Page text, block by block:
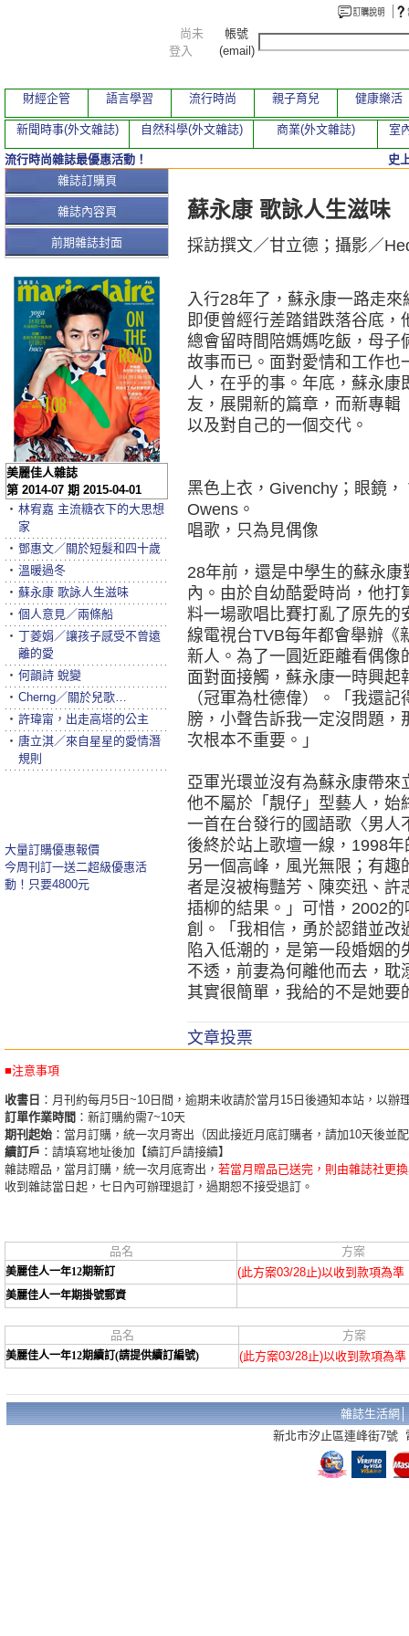
本期文章
蘇永康 歌詠人生滋味
採訪撰文／甘立德；攝影／
入行28年了，蘇永康一路走
即便曾經行差踏錯跌落谷底
總會留時間陪媽媽吃飯，母子
故事而已。面對愛情和工作
人，在乎的事。年底，蘇永
友，展開新的篇章，而新專
以及對自己的一個交代。
黑色上衣，Givenchy；眼鏡
Owens。
唱歌，只為見偶像
28年前，還是中學生的蘇永
內。由於自幼酷愛時尚，他
料一場歌唱比賽打亂了原先的
線電視台TVB每年都會舉辦《
新人。為了一圓近距離看偶像
面對面接觸，蘇永康一時興
（冠軍為杜德偉）。「我還
膀，小聲告訴我一定沒問題
次根本不重要。」
亞軍光環並沒有為蘇永康帶
他不屬於「靚仔」型藝人，始
一首在台發行的國語歌〈男人
後終於站上歌壇一線，1998
另一個高峰，風光無限；有
者是沒被梅豔芳、陳奕迅、許
插柳的結果。」可惜，2002
創。「我相信，勇於認錯並
陷入低潮的，是第一段婚姻
不透，前妻為何離他而去，
其實很簡單，我給的不是她要
文章投票
雜誌訂購頁
雜誌內容頁
前期雜誌封面
美麗佳人雜誌
第 2014-07 期 2015-04-01
‧ 林宥嘉 主流糖衣下的大思想
家
‧ 鄧惠文／關於短髮和四十歲
‧ 溫暖過冬
‧ 蘇永康 歌詠人生滋味
‧ 個人意見／兩條船
‧ 丁菱娟／讓孩子感受不曾遠
離的愛
‧ 何韻詩 蛻變
‧ Cherng／關於兒歌…
‧ 許瑋甯，出走高塔的公主
‧ 唐立淇／來自星星的愛情潛
規則
大量訂購優惠報價
今周刊訂一送二超級優惠活
動！只要4800元
尚未
登入
帳號
(email)
財經企管 語言學習 流行時尚 親子育兒 健康樂活
新聞時事(外文雜誌) 自然科學(外文雜誌) 商業(外文雜誌) 室
流行時尚雜誌最優惠活動！ 史
■注意事項
收書日 ：月刊約每月5日~10日間，逾期未收請於當月15日後通知本站，以辦
訂單作業時間 ：新訂購約需7~10天
期刊起始 ：當月訂購，統一次月寄出（因此接近月底訂購者，請加10天後並
續訂戶 ：請填寫地址後加【續訂戶請接續】
雜誌贈品，當月訂購，統一次月底寄出， 若當月贈品已送完，則由雜誌社更
收到雜誌當日起，七日內可辦理退訂，過期恕不接受退訂。
品名 方案
美麗佳人一年12期新訂 (此方案03/28止)以收到款項為準
美麗佳人一年期掛號郵資
品名 方案
美麗佳人一年12期續訂(請提供續訂編號) (此方案03/28止)以收到款項為準
雜誌生活網
新北市汐止區連峰街7號